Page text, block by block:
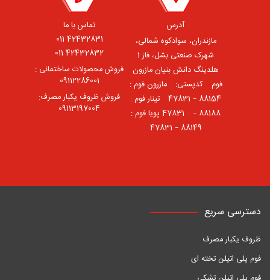
آدرس
مازندران، سوادکوه شمالی،
شهرک صنعتی بشل، فاز 1
هلدینگ دانش بنیان مازرون
فوم ⠀کدپستی: ⠀مازرون فوم :
88154 – 47831 ⠀تینار فوم :
88188 – 47831⠀ پویا فوم :
88149 – 47831
تماس با ما
42432831 011
42432832 011
فروش محصولات ساختمانی :
09112286001
فروش ظروف یکبار مصرف:
09113197004
دسترسی سریع
ظروف یکبار مصرف
فوم پلی اتیلن تخته ای